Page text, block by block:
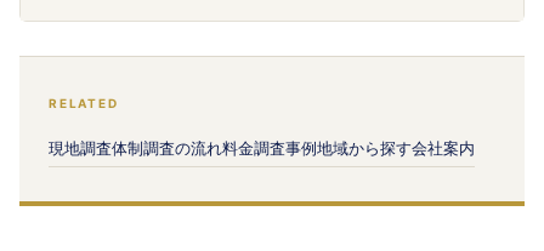
RELATED
現地調査体制調査の流れ料金調査事例地域から探す会社案内